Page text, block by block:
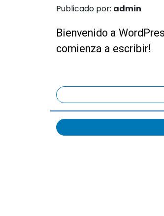
Publicado por: admin
Bienvenido a
comienza a escribir!